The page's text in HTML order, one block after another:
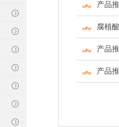
产品
腐植
产品
产品